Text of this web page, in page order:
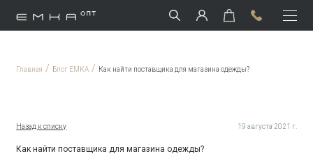
Главная / Блог EMKA / Как найти поставщика для магазина одежды?
Назад к списку 19 августа 2021 г.
Как найти поставщика для магазина одежды?